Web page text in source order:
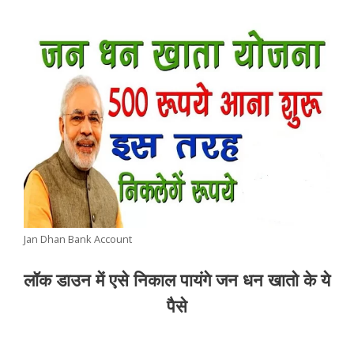
Jan Dhan Bank Account
लॉक डाउन में एसे निकाल पायंगे जन धन खातो के ये
पैसे